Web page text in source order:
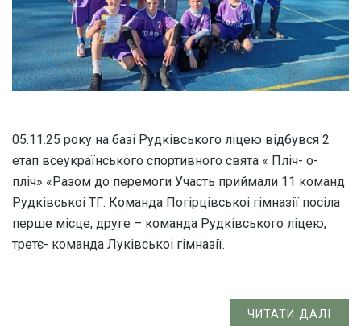
05.11.25 року на базі Рудківського ліцею відбувся 2
етап всеукраїнського спортивного свята « Пліч- о-
пліч» «Разом до перемоги Участь приймали 11 команд
Рудківськоі ТГ. Команда Погірцівськоі гімназії посіла
перше місце, друге – команда Рудківського ліцею,
третє- команда Луківськоі гімназії.
ЧИТАТИ ДАЛІ